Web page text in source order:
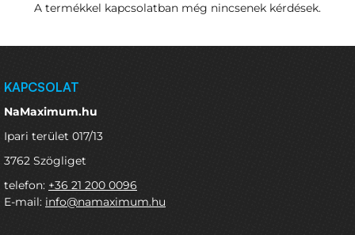
A termékkel kapcsolatban még nincsenek kérdések.
KAPCSOLAT
NaMaximum.hu
Ipari terület 017/13
3762 Szögliget
telefon: +36 21 200 0096
E-mail: info@namaximum.hu